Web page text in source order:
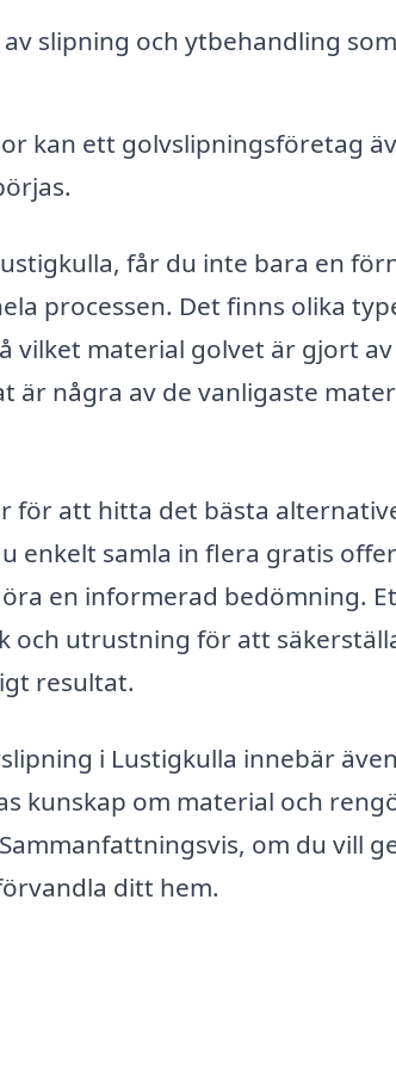
slipning och ytbehandling som
kan ett golvslipningsföretag
får du inte bara en
processen. Det finns olika
vilket material golvet är gjort
är några av de vanligaste
för att hitta det bästa
enkelt samla in flera gratis
en informerad bedömning.
utrustning för att
resultat.
i Lustigkulla innebär
kunskap om material och
om du vill
ditt hem.